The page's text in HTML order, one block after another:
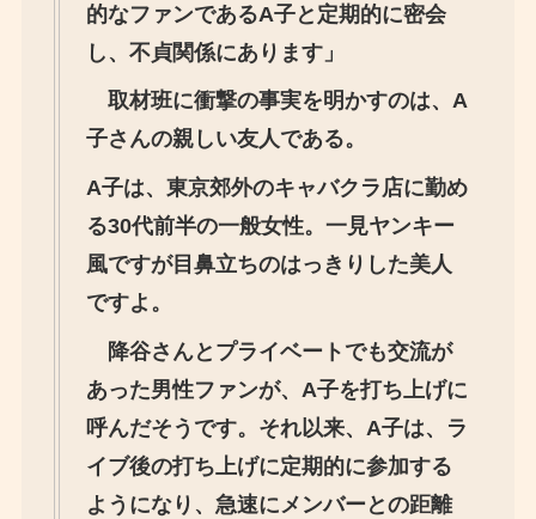
的なファンであるA子と定期的に密会
し、不貞関係にあります」
取材班に衝撃の事実を明かすのは、A
子さんの親しい友人である。
A子は、東京郊外のキャバクラ店に勤め
る30代前半の一般女性。一見ヤンキー
風ですが目鼻立ちのはっきりした美人
ですよ。
降谷さんとプライベートでも交流が
あった男性ファンが、A子を打ち上げに
呼んだそうです。それ以来、A子は、ラ
イブ後の打ち上げに定期的に参加する
ようになり、急速にメンバーとの距離